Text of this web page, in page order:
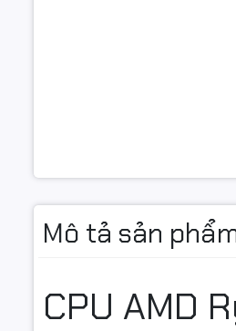
Mô tả sản
CPU AMD